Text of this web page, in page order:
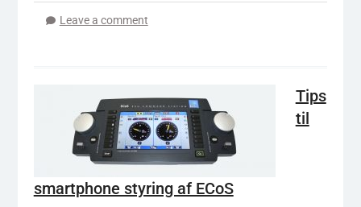
Leave a comment
Tips
til
smartphone styring af ECoS